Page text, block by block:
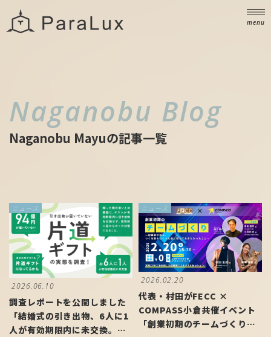
menu
NEWS
ブログ
Naganobu Blog
Naganobu Mayuの記事一覧
ニュース
2026.06.10
調査レポートを公開しました
「結婚式の引き出物、6人に1
人が有効期限内に未交換。年
ニュース
2026.02.20
代表・村田がFECC ×
COMPASS小倉共催イベント
「創業初期のチームづくり」